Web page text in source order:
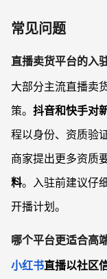
常见问题
直播卖货平台的入
大部分主流直播卖
策。 抖音和快手对
程以身份、资质验
商家提出更多资质要
料。入驻前建议仔
开播计划。
哪个平台更适合高
小红书直播以社区